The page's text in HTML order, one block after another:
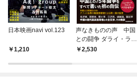
日本映画navi vol.123
1,210
声なきものの声 中国
との闘争 ダライ・ラマ
自伝2,530